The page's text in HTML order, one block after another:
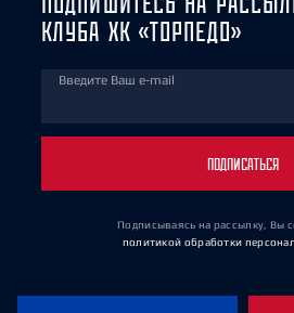
КЛУБА ХК «ТОРПЕДО»
Введите Ваш e-mail
ПОДПИСАТЬСЯ
Подписываясь на рассылку, Вы
политикой обработки